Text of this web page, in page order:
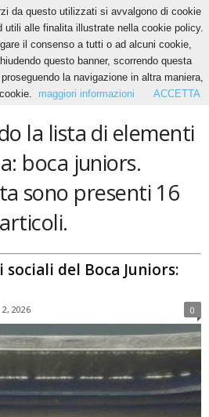
la lista di elementi
boca juniors.
sono presenti 16
articoli.
del Boca Juniors:
2026 0
da questo utilizzati si avvalgono di cookie
utili alle finalita illustrate nella cookie policy.
il consenso a tutti o ad alcuni cookie,
questo banner, scorrendo questa
la navigazione in altra maniera,
maggiori informazioni ACCETTA